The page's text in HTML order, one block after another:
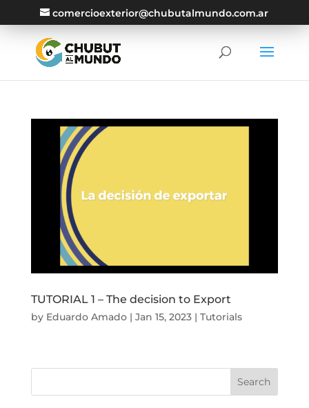
comercioexterior@chubutalmundo.com.ar
TUTORIAL 1 – The decision to Export
by Eduardo Amado| Jan 15, 2023| Tutorials
Search